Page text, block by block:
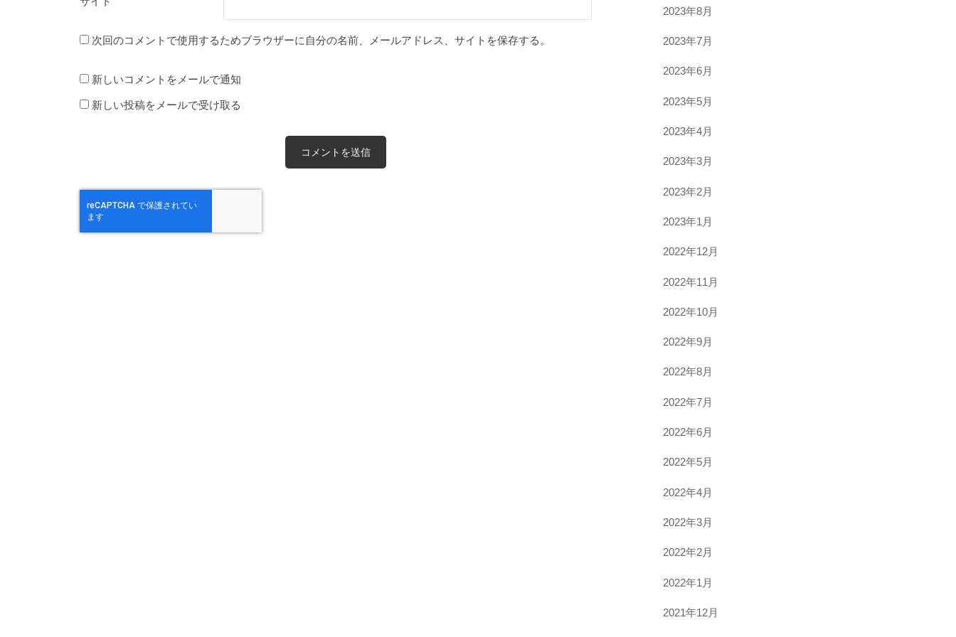
次回のコメントで使用するためブラウザーに自分の名前、メールアドレス、サイトを保存する。
新しいコメントをメールで通知
新しい投稿をメールで受け取る
2023年8月
2023年7月
2023年6月
2023年5月
2023年4月
2023年3月
2023年2月
2023年1月
2022年12月
2022年11月
2022年10月
2022年9月
2022年8月
2022年7月
2022年6月
2022年5月
2022年4月
2022年3月
2022年2月
2022年1月
2021年12月